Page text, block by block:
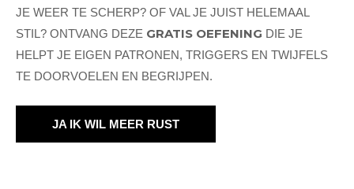
JE WEER TE SCHERP? OF VAL JE JUIST HELEMAAL
STIL? ONTVANG DEZE GRATIS OEFENING DIE JE
HELPT JE EIGEN PATRONEN, TRIGGERS EN TWIJFELS
TE DOORVOELEN EN BEGRIJPEN.
JA IK WIL MEER RUST